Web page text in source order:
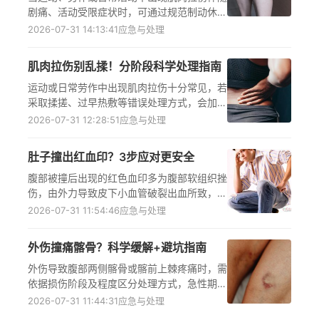
剧痛、活动受限症状时，可通过规范制动休
息、分阶段局部温冷敷、合理使用外用止痛药
按等常见处理误区，若症状持续或加重应及时
就医，科学应对能有效降低二次损伤风险，促
进受损组织修复，减少慢性损伤的发生可能。
2026-07-31 14:13:41应急与处理
肌肉拉伤别乱揉！分阶段科学处理指南
运动或日常劳作中出现肌肉拉伤十分常见，若
采取揉搓、过早热敷等错误处理方式，会加重
局部损伤、延长恢复时间甚至遗留慢性疼痛隐
即停止活动、规范冷敷、避免伤处受力；缓解
期侧重促进肌肉修复，可进行热敷、物理治疗
并逐步开展康复训练，若症状异常需及时就
医。
2026-07-31 12:28:51应急与处理
肚子撞出红血印？3步应对更安全
腹部被撞后出现的红色血印多为腹部软组织挫
伤，由外力导致皮下小血管破裂出血所致，需
留意局部疼痛、肿胀等症状，警惕肝脏、脾脏
就医检查的科学处理步骤，避免因疏忽延误病
情，孕妇、老年人、有基础疾病等特殊人群更
需谨慎，若出现异常症状需及时咨询医生并遵
医嘱处理。
2026-07-31 11:54:46应急与处理
外伤撞痛髂骨？科学缓解+避坑指南
外伤导致腹部两侧髂骨或髂前上棘疼痛时，需
依据损伤阶段及程度区分处理方式，急性期以
冷敷控制肿胀与出血，恢复期通过物理治疗、
2026-07-31 11:44:31应急与处理